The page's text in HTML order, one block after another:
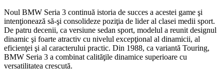
Noul BMW Seria 3 continuă istoria de succes a acestei game şi
intenţionează să-şi consolideze poziţia de lider al clasei medii sport.
De patru decenii, ca versiune sedan sport, modelul a reunit designul
dinamic şi foarte atractiv cu nivelul excepţional al dinamicii, al
eficienţei şi al caracterului practic. Din 1988, ca variantă Touring,
BMW Seria 3 a combinat calităţile dinamice superioare cu
versatilitatea crescută.